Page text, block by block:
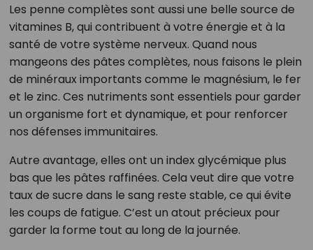
Les penne complètes sont aussi une belle source de
vitamines B, qui contribuent à votre énergie et à la
santé de votre système nerveux. Quand nous
mangeons des pâtes complètes, nous faisons le plein
de minéraux importants comme le magnésium, le fer
et le zinc. Ces nutriments sont essentiels pour garder
un organisme fort et dynamique, et pour renforcer
nos défenses immunitaires.
Autre avantage, elles ont un index glycémique plus
bas que les pâtes raffinées. Cela veut dire que votre
taux de sucre dans le sang reste stable, ce qui évite
les coups de fatigue. C’est un atout précieux pour
garder la forme tout au long de la journée.